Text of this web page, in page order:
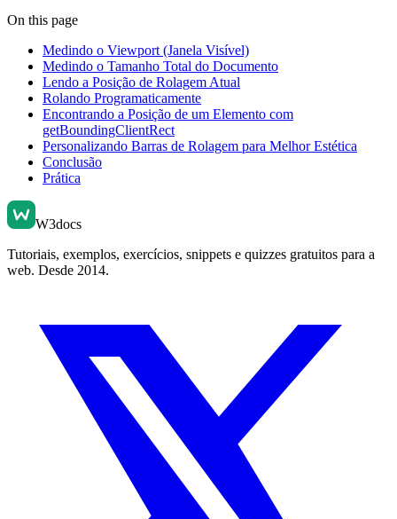
On this page
Medindo o Viewport (Janela Visível)
Medindo o Tamanho Total do Documento
Lendo a Posição de Rolagem Atual
Rolando Programaticamente
Encontrando a Posição de um Elemento com
getBoundingClientRect
Personalizando Barras de Rolagem para Melhor Estética
Conclusão
Prática
W3docs
Tutoriais, exemplos, exercícios, snippets e quizzes gratuitos para a
web. Desde 2014.